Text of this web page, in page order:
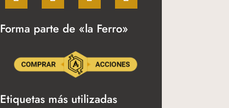
Forma parte de «la Ferro»
Etiquetas más utilizadas